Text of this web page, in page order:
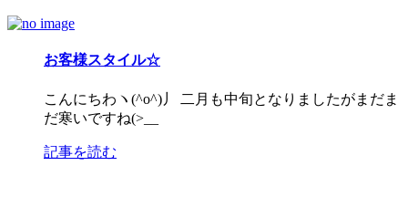
お客様スタイル☆
こんにちわヽ(^o^)丿 二月も中旬となりましたがまだま
だ寒いですね(>__
記事を読む